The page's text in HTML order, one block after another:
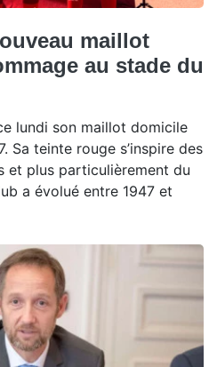
maillot
au stade du
lundi son maillot domicile
Sa teinte rouge s’inspire des
et plus particulièrement du
a évolué entre 1947 et